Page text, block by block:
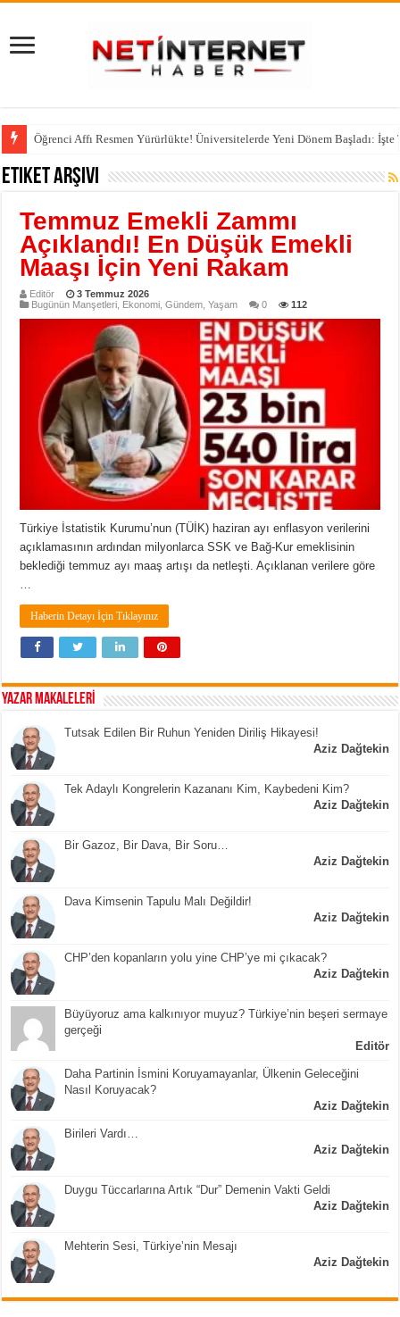
Öğrenci Affı Resmen Yürürlükte! Üniversitelerde Yeni Dönem Başladı: İşte
Etiket Arşivi
Temmuz Emekli Zammı
Açıklandı! En Düşük Emekli
Maaşı İçin Yeni Rakam
Editör
3 Temmuz 2026
Bugünün Manşetleri Ekonomi ,Gündem ,Yaşam 0 112
Türkiye İstatistik Kurumu’nun (TÜİK) haziran ayı enflasyon verilerini
açıklamasının ardından milyonlarca SSK ve Bağ-Kur emeklisinin
beklediği temmuz ayı maaş artışı da netleşti. Açıklanan verilere göre
…
Haberin Detayı İçin Tıklayınız
YAZAR MAKALELERİ
Tutsak Edilen Bir Ruhun Yeniden Diriliş Hikayesi!
Aziz Dağtekin
Tek Adaylı Kongrelerin Kazananı Kim, Kaybedeni Kim?
Aziz Dağtekin
Bir Gazoz, Bir Dava, Bir Soru…
Aziz Dağtekin
Dava Kimsenin Tapulu Malı Değildir!
Aziz Dağtekin
CHP’den kopanların yolu yine CHP’ye mi çıkacak?
Aziz Dağtekin
Büyüyoruz ama kalkınıyor muyuz? Türkiye’nin beşeri sermaye
gerçeği
Editör
Daha Partinin İsmini Koruyamayanlar, Ülkenin Geleceğini
Nasıl Koruyacak?
Aziz Dağtekin
Birileri Vardı…
Aziz Dağtekin
Duygu Tüccarlarına Artık “Dur” Demenin Vakti Geldi
Aziz Dağtekin
Mehterin Sesi, Türkiye’nin Mesajı
Aziz Dağtekin